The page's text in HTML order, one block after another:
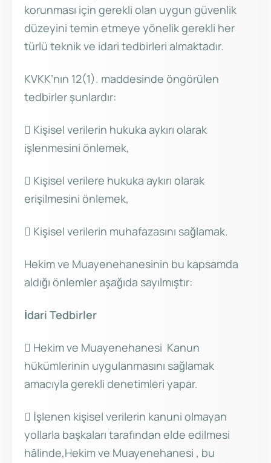
korunması için gerekli olan uygun güvenlik
düzeyini temin etmeye yönelik gerekli her
türlü teknik ve idari tedbirleri almaktadır.
KVKK’nın 12(1). maddesinde öngörülen
tedbirler şunlardır:
 Kişisel verilerin hukuka aykırı olarak
işlenmesini önlemek,
 Kişisel verilere hukuka aykırı olarak
erişilmesini önlemek,
 Kişisel verilerin muhafazasını sağlamak.
Hekim ve Muayenehanesinin bu kapsamda
aldığı önlemler aşağıda sayılmıştır:
İdari Tedbirler
 Hekim ve Muayenehanesi Kanun
hükümlerinin uygulanmasını sağlamak
amacıyla gerekli denetimleri yapar.
 İşlenen kişisel verilerin kanuni olmayan
yollarla başkaları tarafından elde edilmesi
hâlinde,Hekim ve Muayenehanesi , bu